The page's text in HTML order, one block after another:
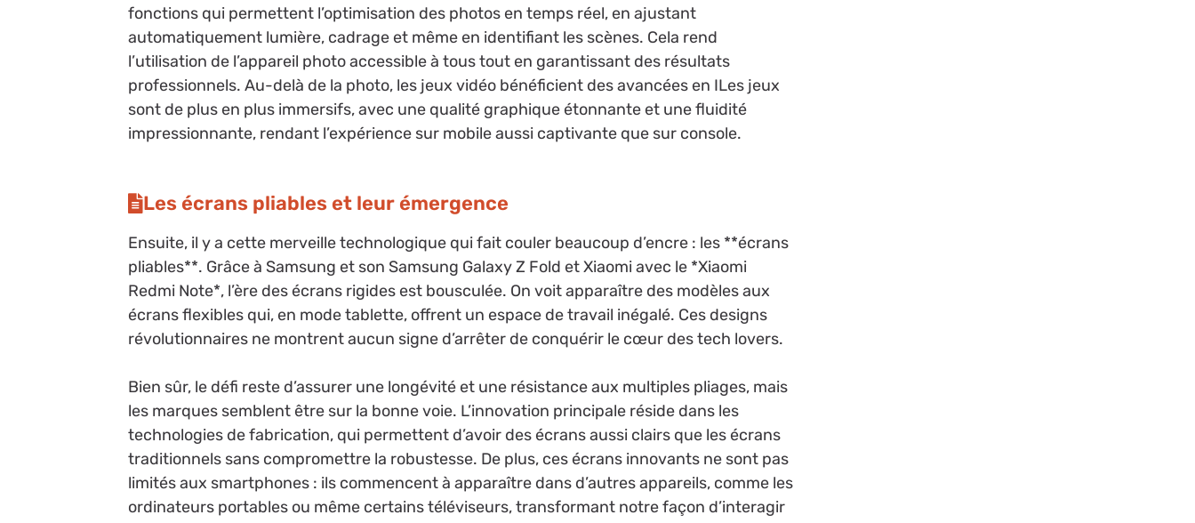
fonctions qui permettent l’optimisation des photos en temps réel, en ajustant
automatiquement lumière, cadrage et même en identifiant les scènes. Cela rend
l’utilisation de l’appareil photo accessible à tous tout en garantissant des résultats
professionnels. Au-delà de la photo, les jeux vidéo bénéficient des avancées en ILes jeux
sont de plus en plus immersifs, avec une qualité graphique étonnante et une fluidité
impressionnante, rendant l’expérience sur mobile aussi captivante que sur console.
Les écrans pliables et leur émergence
Ensuite, il y a cette merveille technologique qui fait couler beaucoup d’encre : les **écrans
pliables**. Grâce à Samsung et son Samsung Galaxy Z Fold et Xiaomi avec le *Xiaomi
Redmi Note*, l’ère des écrans rigides est bousculée. On voit apparaître des modèles aux
écrans flexibles qui, en mode tablette, offrent un espace de travail inégalé. Ces designs
révolutionnaires ne montrent aucun signe d’arrêter de conquérir le cœur des tech lovers.
Bien sûr, le défi reste d’assurer une longévité et une résistance aux multiples pliages, mais
les marques semblent être sur la bonne voie. L’innovation principale réside dans les
technologies de fabrication, qui permettent d’avoir des écrans aussi clairs que les écrans
traditionnels sans compromettre la robustesse. De plus, ces écrans innovants ne sont pas
limités aux smartphones : ils commencent à apparaître dans d’autres appareils, comme les
ordinateurs portables ou même certains téléviseurs, transformant notre façon d’interagir